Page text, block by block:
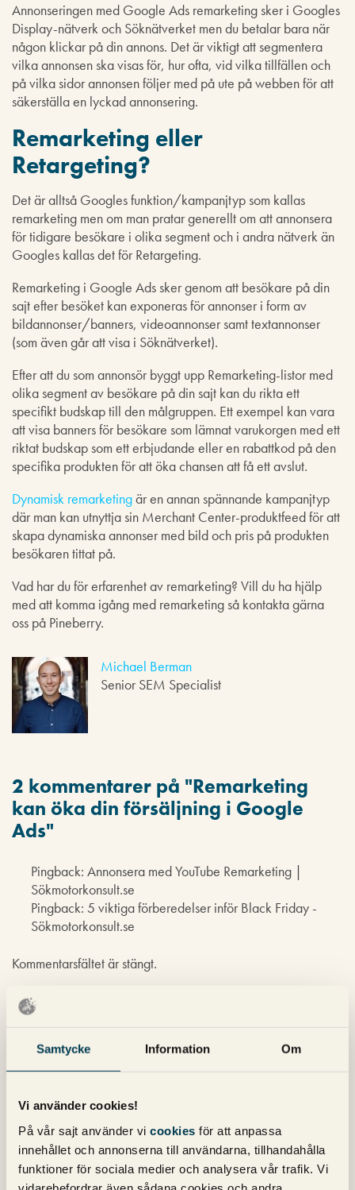
Samtycke Information Om
Vi använder cookies!
På vår sajt använder vi cookies för att anpassa
innehållet och annonserna till användarna, tillhandahålla
funktioner för sociala medier och analysera vår trafik. Vi
Annonseringen med Google Ads remarketing sker i Googles
Display-nätverk och Söknätverket men du betalar bara när
någon klickar på din annons. Det är viktigt att segmentera
vilka annonsen ska visas för, hur ofta, vid vilka tillfällen och
på vilka sidor annonsen följer med på ute på webben för att
säkerställa en lyckad annonsering.
Remarketing eller
Retargeting?
Det är alltså Googles funktion/kampanjtyp som kallas
remarketing men om man pratar generellt om att annonsera
för tidigare besökare i olika segment och i andra nätverk än
Googles kallas det för Retargeting.
Remarketing i Google Ads sker genom att besökare på din
sajt efter besöket kan exponeras för annonser i form av
bildannonser/banners, videoannonser samt textannonser
(som även går att visa i Söknätverket).
Efter att du som annonsör byggt upp Remarketing-listor med
olika segment av besökare på din sajt kan du rikta ett
specifikt budskap till den målgruppen. Ett exempel kan vara
att visa banners för besökare som lämnat varukorgen med ett
riktat budskap som ett erbjudande eller en rabattkod på den
specifika produkten för att öka chansen att få ett avslut.
Dynamisk remarketingär en annan spännande kampanjtyp
där man kan utnyttja sin Merchant Center-produktfeed för att
skapa dynamiska annonser med bild och pris på produkten
besökaren tittat på.
Vad har du för erfarenhet av remarketing? Vill du ha hjälp
med att komma igång med remarketing så kontakta gärna
oss på Pineberry.
Michael Berman
Senior SEM Specialist
2 kommentarer på "Remarketing
kan öka din försäljning i Google
Ads"
Pingback: Annonsera med YouTube Remarketing |
Sökmotorkonsult.se
Pingback: 5 viktiga förberedelser inför Black Friday -
Sökmotorkonsult.se
Kommentarsfältet är stängt.
Nyhetsbrev
Prenumerera på vårt nyhetsbrev för det
medier!